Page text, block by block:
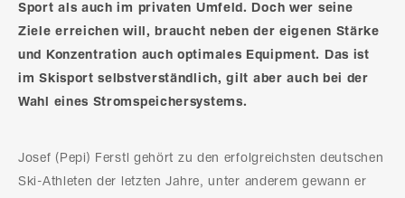
Sport als auch im privaten Umfeld. Doch wer seine
Ziele erreichen will, braucht neben der eigenen Stärke
und Konzentration auch optimales Equipment. Das ist
im Skisport selbstverständlich, gilt aber auch bei der
Wahl eines Stromspeichersystems.
Josef (Pepi) Ferstl gehört zu den erfolgreichsten deutschen
Ski-Athleten der letzten Jahre, unter anderem gewann er